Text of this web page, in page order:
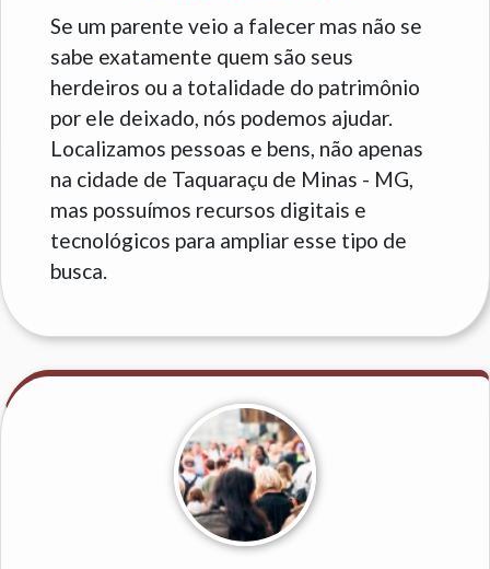
Se um parente veio a falecer mas não se
sabe exatamente quem são seus
herdeiros ou a totalidade do patrimônio
por ele deixado, nós podemos ajudar.
Localizamos pessoas e bens, não apenas
na cidade de Taquaraçu de Minas - MG,
mas possuímos recursos digitais e
tecnológicos para ampliar esse tipo de
busca.